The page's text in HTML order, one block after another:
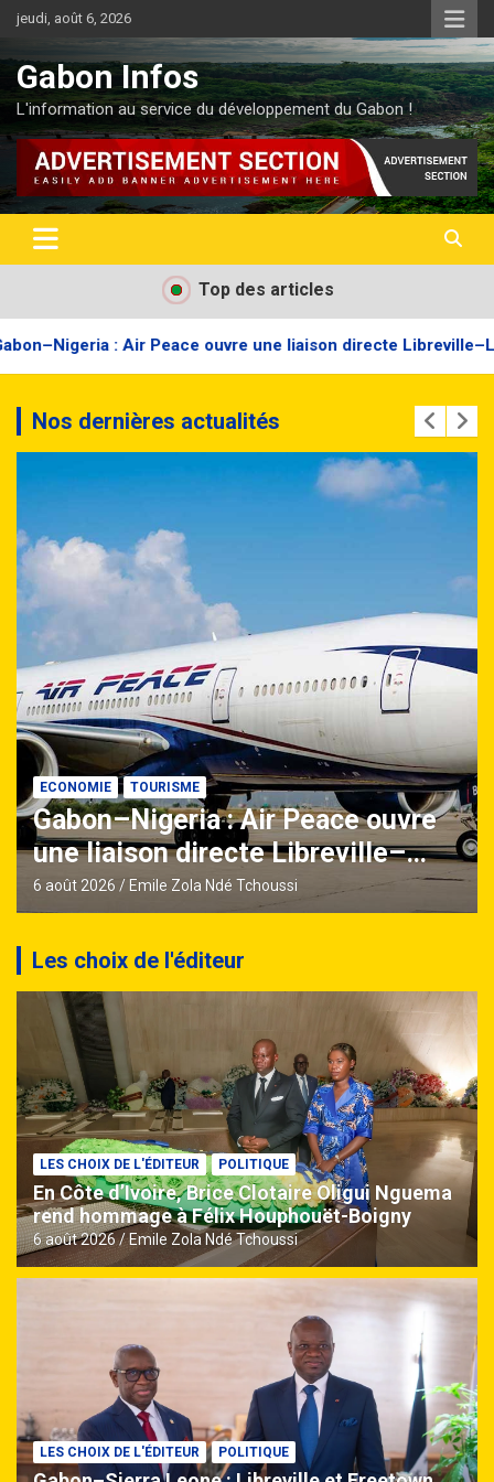
jeudi, août 6, 2026
Gabon Infos
L'information au service du développement du Gabon !
Top des articles
ouvre une liaison directe Libreville–Lagos avec quatre vols
Nos dernières actualités
ECONOMIE TOURISME
Gabon–Nigeria : Air Peace ouvre
une liaison directe Libreville–
Lagos avec quatre vols par
semaine
6 août 2026 Emile Zola Ndé Tchoussi
Les choix de l'éditeur
LES CHOIX DE L'ÉDITEUR POLITIQUE
En Côte d’Ivoire, Brice Clotaire Oligui Nguema
rend hommage à Félix Houphouët-Boigny
6 août 2026 Emile Zola Ndé Tchoussi
LES CHOIX DE L'ÉDITEUR POLITIQUE